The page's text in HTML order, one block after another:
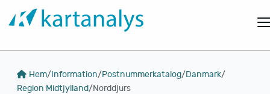
Hem/Information/Postnummerkatalog/Danmark/
Region Midtjylland/Norddjurs